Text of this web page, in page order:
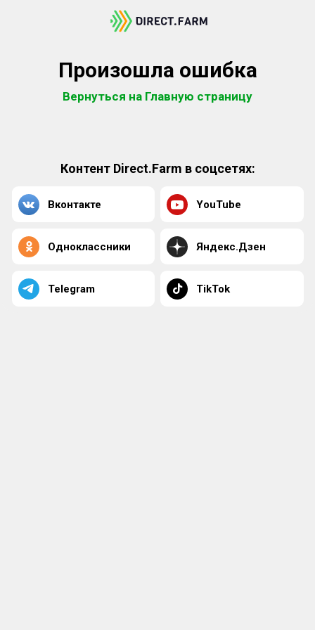
Произошла ошибка
Вернуться на Главную страницу
Контент Direct.Farm в соцсетях:
Вконтакте YouTube
Одноклассники Яндекс.Дзен
Telegram TikTok